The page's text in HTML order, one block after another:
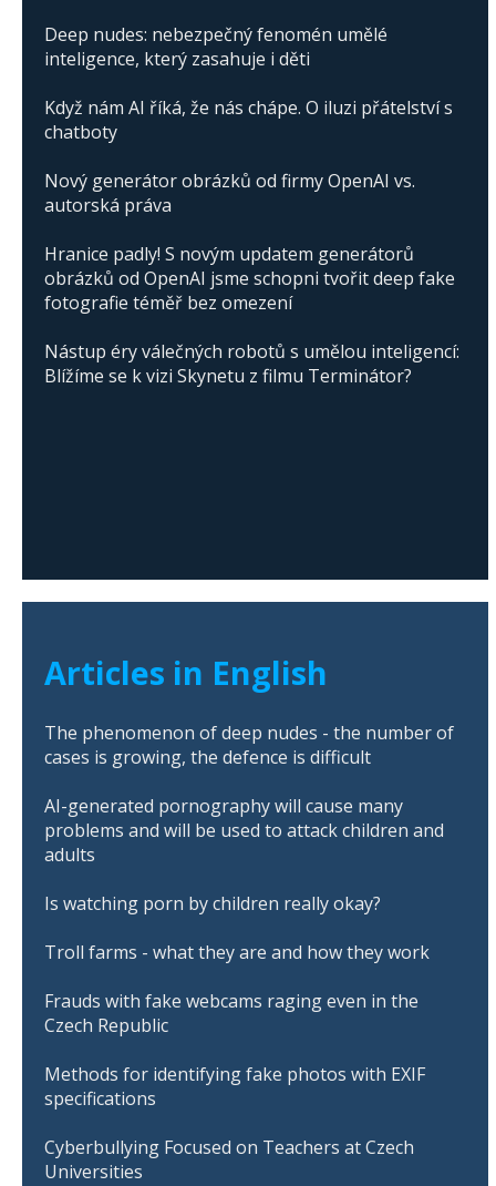
Deep nudes: nebezpečný fenomén umělé
inteligence, který zasahuje i děti
Když nám AI říká, že nás chápe. O iluzi přátelství s
chatboty
Nový generátor obrázků od firmy OpenAI vs.
autorská práva
Hranice padly! S novým updatem generátorů
obrázků od OpenAI jsme schopni tvořit deep fake
fotografie téměř bez omezení
Nástup éry válečných robotů s umělou inteligencí:
Blížíme se k vizi Skynetu z filmu Terminátor?
Articles in English
The phenomenon of deep nudes - the number of
cases is growing, the defence is difficult
AI-generated pornography will cause many
problems and will be used to attack children and
adults
Is watching porn by children really okay?
Troll farms - what they are and how they work
Frauds with fake webcams raging even in the
Czech Republic
Methods for identifying fake photos with EXIF
specifications
Cyberbullying Focused on Teachers at Czech
Universities